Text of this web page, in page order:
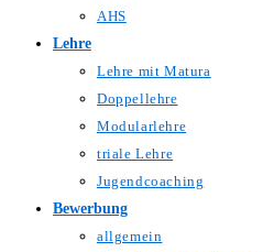
AHS
Lehre
Lehre mit Matura
Doppellehre
Modularlehre
triale Lehre
Jugendcoaching
Bewerbung
allgemein